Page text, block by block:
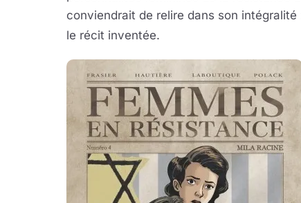
conviendrait de relire dans son
le récit inventée.